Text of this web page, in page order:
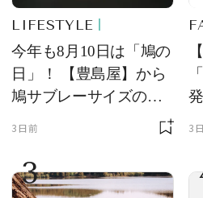
LIFESTYLE
今年も8月10日は「鳩の
日」！ 【豊島屋】から
鳩サブレーサイズのポ
ーチ「はとっこ」を限
3日前 3
3